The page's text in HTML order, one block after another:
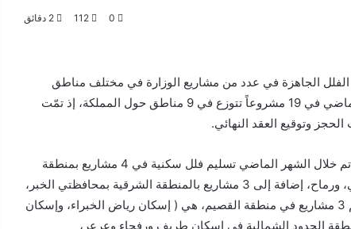
0
112
الفلل الجاهزة في عدد من مشاريع الوزارة في مختلف مناطق
المملكة، حيث استمر التسليم خلال شهر نوفمبر الماضي في 19 مشروعاً تتوزع في 9 مناطق حول المملكة، إذ تمّت
وتوقيع العقد النهائي.
وأوضح برنامج “سكني” في بيان صحافي اليوم، أنه تم خلال الشهر الماضي تسليم فلل سكنية في 4 مشاريع بمنطقة
الرياض تشمل إسكان المجمعة، والعيينة، والدوادمي، ورماح، إضافة إلى 3 مشاريع بالمنطقة الشرقية بمحافظتي الخبر،
والأحساء ( إسكان الأحساء 1، 2)، كما شمل التسليم 3 مشاريع في منطقة القصيم، هي ( إسكان رياض الخبراء، وإسكان
الحدود الشمالية في إسكان طريف ورفحاء وعرعر،